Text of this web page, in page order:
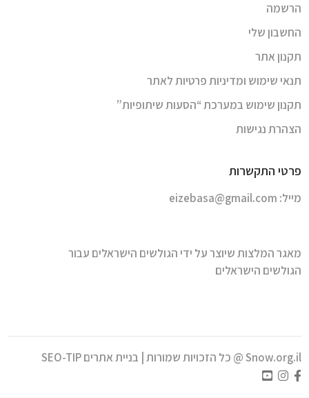
הרשמה
החשבון שלי
תקנון אתר
תנאי שימוש ומדיניות פרטיות לאתר
תקנון שימוש במערכת “הסעות שיתופיות”
הצהרת נגישות
פרטי התקשרות
מייל: eizebasa@gmail.com
מאגר המלצות שיוצר על ידי הגולשים הישראלים עבור
הגולשים הישראלים
Snow.org.il @ כל הזכויות שמורות | בניית אתרים SEO-TIP